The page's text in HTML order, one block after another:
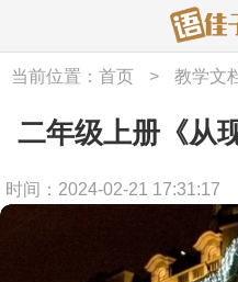
当前位置： 首页 > 教学文
二年级上册《从
时间：2024-02-21 17:31:17